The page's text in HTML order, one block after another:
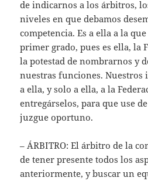
de indicarnos a los árbitros,
niveles en que debamos
competencia. Es a ella a la
primer grado, pues es ella, la
la potestad de nombrarnos y
nuestras funciones. Nuestros
a ella, y solo a ella, a la
entregárselos, para que use
juzgue oportuno.
– ÁRBITRO: El árbitro de la
de tener presente todos los
anteriormente, y buscar un